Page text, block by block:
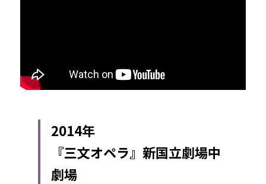
2014年
『三文オペラ』新国立劇場中
劇場